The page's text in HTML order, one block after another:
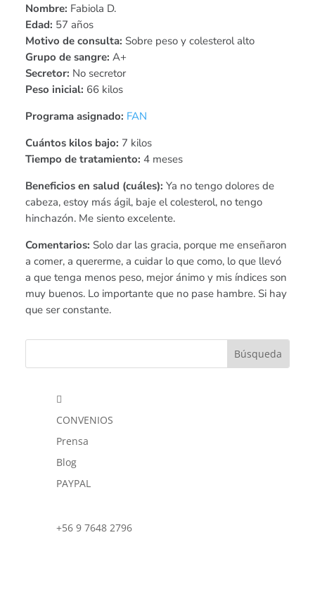
Nombre: Fabiola D.
Edad: 57 años
Motivo de consulta: Sobre peso y colesterol alto
Grupo de sangre: A+
Secretor: No secretor
Peso inicial: 66 kilos
Programa asignado: FAN
Cuántos kilos bajo: 7 kilos
Tiempo de tratamiento: 4 meses
Beneficios en salud (cuáles): Ya no tengo dolores de
cabeza, estoy más ágil, baje el colesterol, no tengo
hinchazón. Me siento excelente.
Comentarios: Solo dar las gracia, porque me enseñaron
a comer, a quererme, a cuidar lo que como, lo que llevó
a que tenga menos peso, mejor ánimo y mis índices son
muy buenos. Lo importante que no pase hambre. Si hay
que ser constante.

CONVENIOS
Prensa
Blog
PAYPAL
+56 9 7648 2796